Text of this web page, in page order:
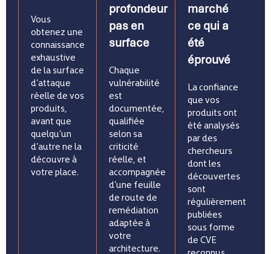
Vous
obtenez une
connaissance
exhaustive
de la surface
d’attaque
réelle de vos
produits,
avant que
quelqu’un
d’autre ne la
découvre à
votre place.
profondeur
pas en
surface
Chaque
vulnérabilité
est
documentée,
qualifiée
selon sa
criticité
réelle, et
accompagnée
d’une feuille
de route de
remédiation
adaptée à
votre
architecture.
marché
ce qui a
été
éprouvé
La confiance
que vos
produits ont
été analysés
par des
chercheurs
dont les
découvertes
sont
régulièrement
publiées
sous forme
de CVE